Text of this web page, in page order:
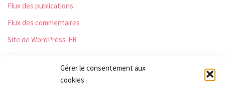
Gérer le consentement aux
cookies
Flux des publications
Flux des commentaires
Site de WordPress-FR